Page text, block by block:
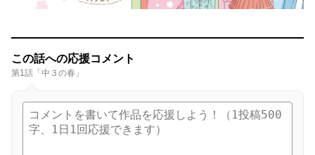
この話への応援コメント
第1話「中３の春」